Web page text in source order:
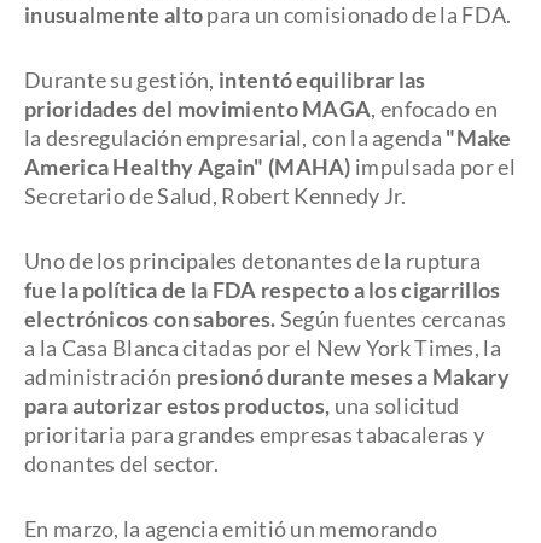
inusualmente altopara un comisionado de la FDA.
Durante su gestión, intentó equilibrar las
prioridades del movimiento MAGA, enfocado en
la desregulación empresarial, con la agenda "Make
America Healthy Again" (MAHA) impulsada por el
Secretario de Salud, Robert Kennedy Jr.
Uno de los principales detonantes de la ruptura
fue la política de la FDA respecto a los cigarrillos
electrónicos con sabores.Según fuentes cercanas
a la Casa Blanca citadas por el New York Times, la
administración presionó durante meses a Makary
para autorizar estos productos, una solicitud
prioritaria para grandes empresas tabacaleras y
donantes del sector.
En marzo, la agencia emitió un memorando